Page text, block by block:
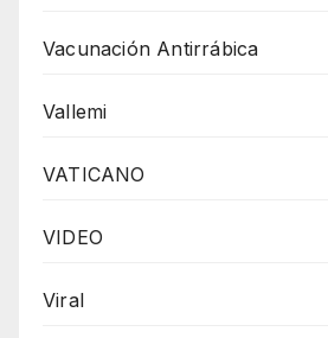
Vacunación Antirrábica
Vallemi
VATICANO
VIDEO
Viral